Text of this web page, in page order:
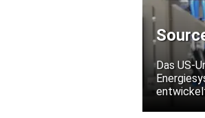
Das US-
Die